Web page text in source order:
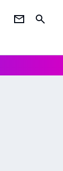
newsletter search